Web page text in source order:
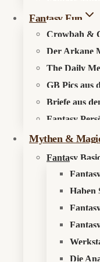
Fantasy Fun
Crowbah &
Der Arkane
The Daily
GB Pics aus
Briefe aus
Fantasy
Mythen &
Fantasy
Haben
Die
🔍Suche im
Spüre verborgene